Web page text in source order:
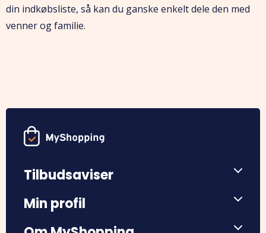
din indkøbsliste, så kan du ganske enkelt dele den med
venner og familie.
Tilbudsaviser
Min profil